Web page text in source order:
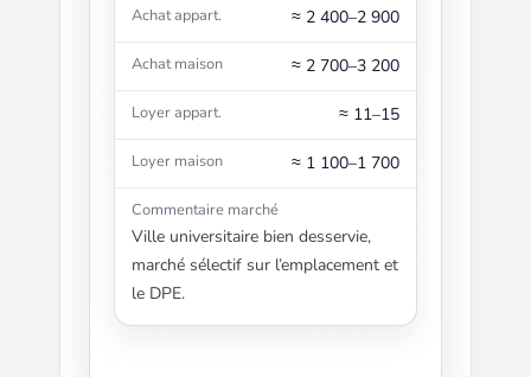
≈ 2 400–2 900
≈ 2 700–3 200
≈ 11–15
≈ 1 100–1 700
Ville universitaire bien desservie,
marché sélectif sur l’emplacement et
le DPE.